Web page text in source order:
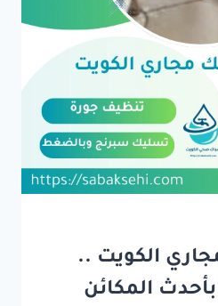
الكويت ..
بأحدث المكائن